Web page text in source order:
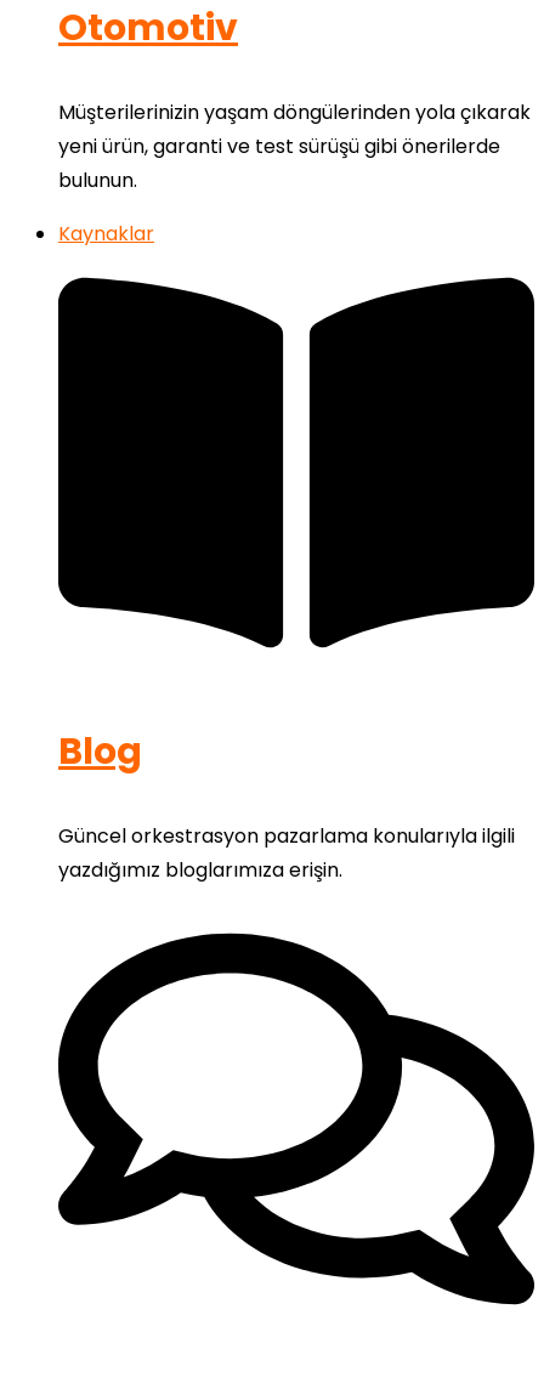
Otomotiv
Müşterilerinizin yaşam döngülerinden yola çıkarak
yeni ürün, garanti ve test sürüşü gibi önerilerde
bulunun.
Kaynaklar
Blog
Güncel orkestrasyon pazarlama konularıyla ilgili
yazdığımız bloglarımıza erişin.